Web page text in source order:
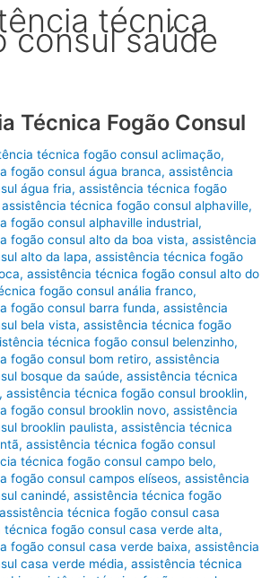
técnica
consul saúde
Técnica Fogão Consul
técnica fogão consul aclimação,
fogão consul água branca,assistência
água fria,assistência técnica fogão
assistência técnica fogão consul alphaville,
fogão consul alphaville industrial,
fogão consul alto da boa vista,assistência
alto da lapa,assistência técnica fogão
,assistência técnica fogão consul alto do
fogão consul anália franco,
fogão consul barra funda,assistência
bela vista,assistência técnica fogão
técnica fogão consul belenzinho,
fogão consul bom retiro,assistência
bosque da saúde,assistência técnica
,assistência técnica fogão consul brooklin,
fogão consul brooklin novo,assistência
brooklin paulista,assistência técnica
,assistência técnica fogão consul
técnica fogão consul campo belo,
fogão consul campos elíseos,assistência
canindé,assistência técnica fogão
assistência técnica fogão consul casa
técnica fogão consul casa verde alta,
fogão consul casa verde baixa,assistência
casa verde média,assistência técnica